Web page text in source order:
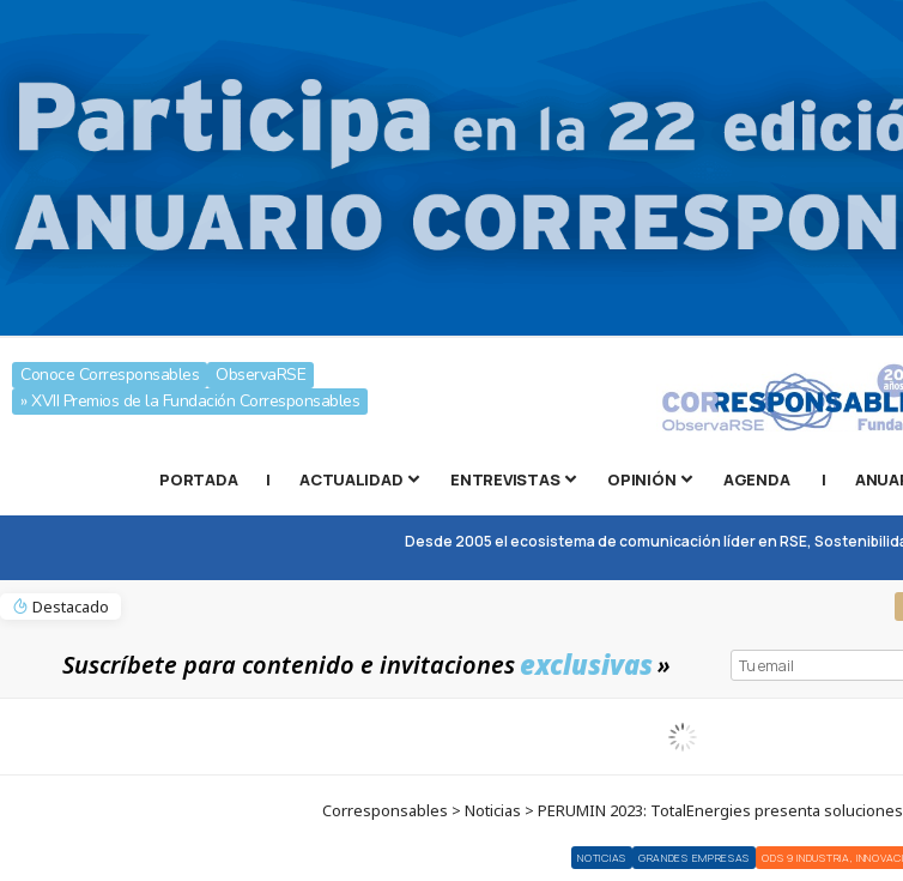
Conoce Corresponsables
ObservaRSE
» XVII Premios de la Fundación Corresponsables
PORTADA | ACTUALIDAD ENTREVISTAS OPINIÓN AGENDA |
Desde 2005 el ecosistema de comunicación líder en RSE,
Destacado
Suscríbete para contenido e invitacionesexclusivas»
Corresponsables > Noticias > PERUMIN 2023: TotalEnergies presenta
NOTICIAS GRANDES EMPRESAS ODS 9 INDUSTRIA,